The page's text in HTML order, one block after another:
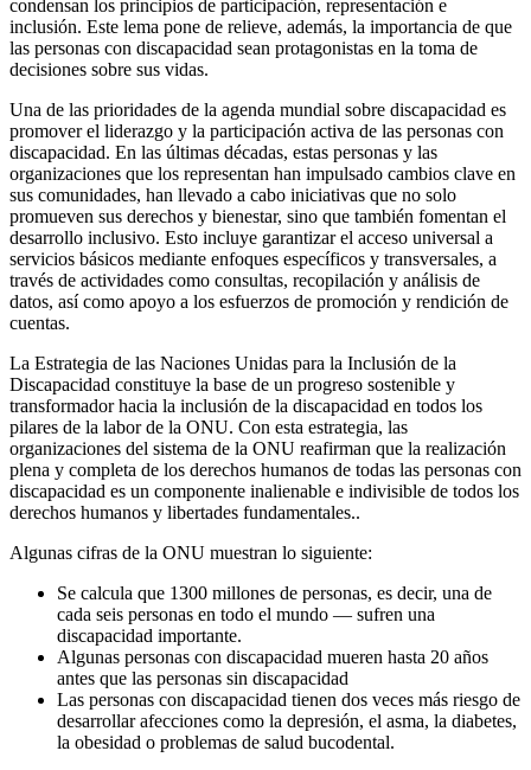
condensan los principios de participación, representación e
inclusión. Este lema pone de relieve, además, la importancia de que
las personas con discapacidad sean protagonistas en la toma de
decisiones sobre sus vidas.
Una de las prioridades de la agenda mundial sobre discapacidad es
promover el liderazgo y la participación activa de las personas con
discapacidad. En las últimas décadas, estas personas y las
organizaciones que los representan han impulsado cambios clave en
sus comunidades, han llevado a cabo iniciativas que no solo
promueven sus derechos y bienestar, sino que también fomentan el
desarrollo inclusivo. Esto incluye garantizar el acceso universal a
servicios básicos mediante enfoques específicos y transversales, a
través de actividades como consultas, recopilación y análisis de
datos, así como apoyo a los esfuerzos de promoción y rendición de
cuentas.
La Estrategia de las Naciones Unidas para la Inclusión de la
Discapacidad constituye la base de un progreso sostenible y
transformador hacia la inclusión de la discapacidad en todos los
pilares de la labor de la ONU. Con esta estrategia, las
organizaciones del sistema de la ONU reafirman que la realización
plena y completa de los derechos humanos de todas las personas con
discapacidad es un componente inalienable e indivisible de todos los
derechos humanos y libertades fundamentales..
Algunas cifras de la ONU muestran lo siguiente:
Se calcula que 1300 millones de personas, es decir, una de
cada seis personas en todo el mundo — sufren una
discapacidad importante.
Algunas personas con discapacidad mueren hasta 20 años
antes que las personas sin discapacidad
Las personas con discapacidad tienen dos veces más riesgo de
desarrollar afecciones como la depresión, el asma, la diabetes,
la obesidad o problemas de salud bucodental.